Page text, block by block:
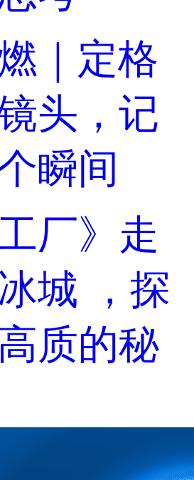
｜定格
头，记
瞬间
厂》走
城 ，探
质的秘